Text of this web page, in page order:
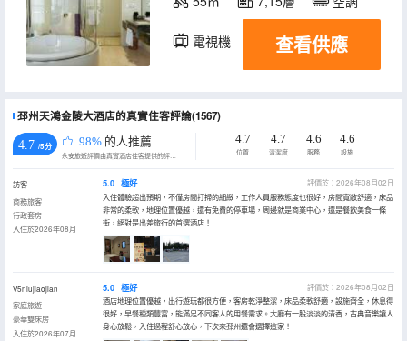
電視機 冰箱
查看供應
邳州天鴻金陵大酒店的真實住客評論(1567)
4.7 /5分 98% 的人推薦
永安旅遊評價由真實酒店住客提供的評價。
4.7
位置
4.7
清潔度
4.6
服務
4.6
設施
訪客
商務旅客
行政套房
入住於2026年08月
5.0 極好
評價於：2026年08月02日
入住體驗超出預期，不僅房間打掃的細緻，工作人員服務態度也很好，房間寬敞舒適，床品
非常的柔軟，地理位置優越，還有免費的停車場，周邊就是商業中心，還是餐飲美食一條
街，絕對是出差旅行的首選酒店！
V5niujiaojian
家庭旅遊
豪華雙床房
入住於2026年07月
5.0 極好
評價於：2026年08月02日
酒店地理位置優越，出行遊玩都很方便，客房乾淨整潔，床品柔軟舒適，設施齊全，休息得
很好，早餐種類豐富，能滿足不同客人的用餐需求。大廳有一股淡淡的清香，古典音樂讓人
身心放鬆，入住過程舒心放心，下次來邳州還會選擇這家！